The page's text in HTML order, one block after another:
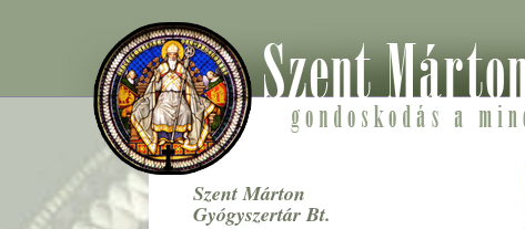
Szent Márton
Gyógyszertár Bt.